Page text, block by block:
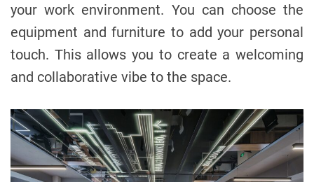
your work environment. You can choose the
equipment and furniture to add your personal
touch. This allows you to create a welcoming
and collaborative vibe to the space.